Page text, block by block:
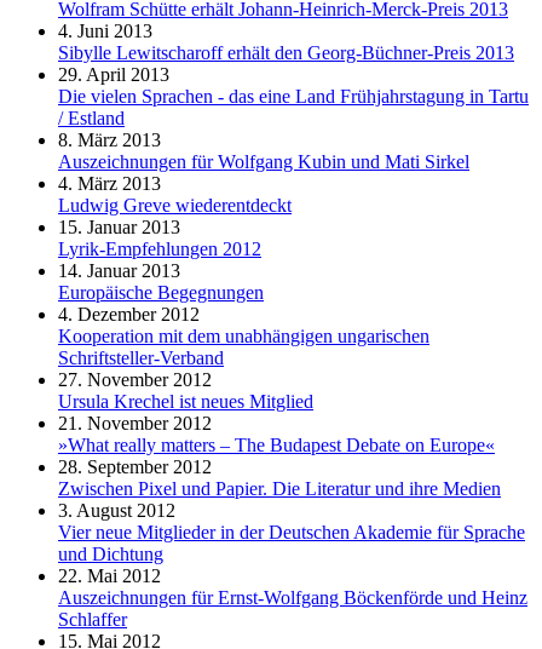
Wolfram Schütte erhält Johann-Heinrich-Merck-Preis 2013
4. Juni 2013
Sibylle Lewitscharoff erhält den Georg-Büchner-Preis 2013
29. April 2013
Die vielen Sprachen - das eine Land Frühjahrstagung in Tartu
/ Estland
8. März 2013
Auszeichnungen für Wolfgang Kubin und Mati Sirkel
4. März 2013
Ludwig Greve wiederentdeckt
15. Januar 2013
Lyrik-Empfehlungen 2012
14. Januar 2013
Europäische Begegnungen
4. Dezember 2012
Kooperation mit dem unabhängigen ungarischen
Schriftsteller-Verband
27. November 2012
Ursula Krechel ist neues Mitglied
21. November 2012
»What really matters – The Budapest Debate on Europe«
28. September 2012
Zwischen Pixel und Papier. Die Literatur und ihre Medien
3. August 2012
Vier neue Mitglieder in der Deutschen Akademie für Sprache
und Dichtung
22. Mai 2012
Auszeichnungen für Ernst-Wolfgang Böckenförde und Heinz
Schlaffer
15. Mai 2012